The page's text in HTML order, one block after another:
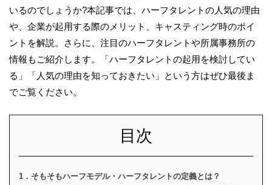
いるのでしょうか?本記事では、ハーフタレントの人気の理由
や、企業が起用する際のメリット、キャスティング時のポイ
ントを解説。さらに、注目のハーフタレントや所属事務所の
情報もご紹介します。「ハーフタレントの起用を検討してい
る」「人気の理由を知っておきたい」という方はぜひ最後ま
でご覧ください。
目次
1．そもそもハーフモデル・ハーフタレントの定義とは？